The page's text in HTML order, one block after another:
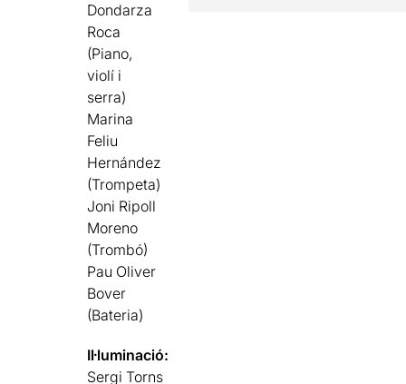
Dondarza
Roca
(Piano,
violí i
serra)
Marina
Feliu
Hernández
(Trompeta)
Joni Ripoll
Moreno
(Trombó)
Pau Oliver
Bover
(Bateria)
Il·luminació:
Sergi Torns